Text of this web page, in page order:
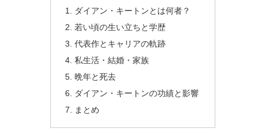
ダイアン・キートンとは何者？
若い頃の生い立ちと学歴
代表作とキャリアの軌跡
私生活・結婚・家族
晩年と死去
ダイアン・キートンの功績と影響
まとめ